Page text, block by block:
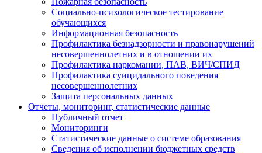
Социально-психологическое тестирование
обучающихся
Информационная безопасность
Профилактика безнадзорности и правонарушений
несовершеннолетних и в отношении их
Профилактика наркомании, ПАВ, ВИЧ/СПИД
Профилактика суицидального поведения
несовершеннолетних
Защита персональных данных
Отчеты, мониторинг, статистические данные
Публичный отчет
Мониторинги
Статистические данные о системе образования
Сведения об исполнении бюджетных средств